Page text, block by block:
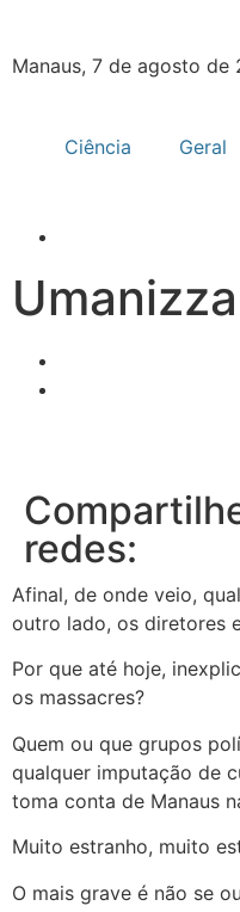
Manaus, 7 de agosto de
Ciência Geral
redes:
Afinal, de onde veio,
outro lado, os diretores
Por que até hoje,
os massacres?
Quem ou que grupos
qualquer imputação de
toma conta de Manaus
Muito estranho, muito
O mais grave é não se